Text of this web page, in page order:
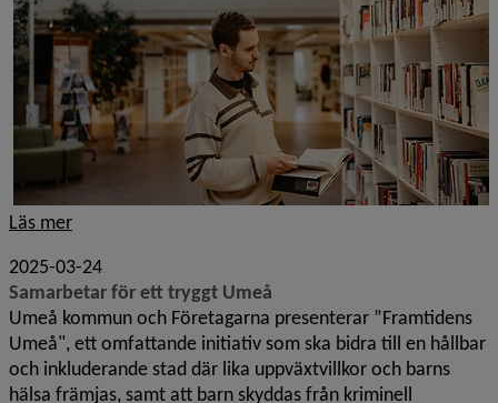
Läs mer
2025-03-24
Samarbetar för ett tryggt Umeå
Umeå kommun och Företagarna presenterar ”Framtidens
Umeå", ett omfattande initiativ som ska bidra till en hållbar
och inkluderande stad där lika uppväxtvillkor och barns
hälsa främjas, samt att barn skyddas från kriminell